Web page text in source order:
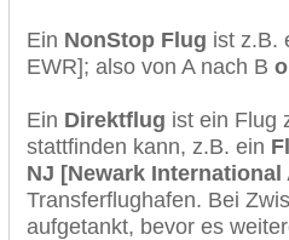
Ein NonStop Flug ist z.B.
EWR]; also von A nach B
Ein Direktflug ist ein Flug
stattfinden kann, z.B. ein
NJ [Newark
Transferflughafen. Bei
aufgetankt, bevor es